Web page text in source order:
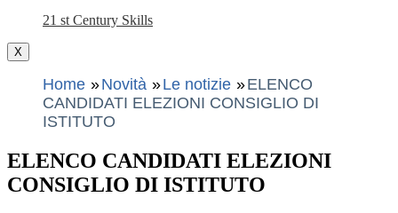
21 st Century Skills
X
Home Novità Le notizie
ELENCO
CANDIDATI ELEZIONI CONSIGLIO DI
ISTITUTO
ELENCO CANDIDATI ELEZIONI
CONSIGLIO DI ISTITUTO